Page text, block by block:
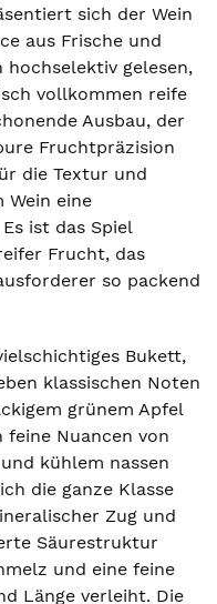
sich der Wein
aus Frische und
hochselektiv gelesen,
vollkommen reife
Ausbau, der
Fruchtpräzision
die Textur und
Wein eine
ist das Spiel
Frucht, das
so packend
Bukett,
klassischen Noten
grünem Apfel
feine Nuancen von
kühlem nassen
die ganze Klasse
Zug und
Säurestruktur
und eine feine
Länge verleiht. Die